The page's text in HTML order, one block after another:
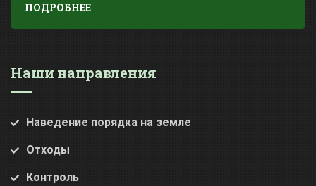
ПОДРОБНЕЕ
Наши направления
Наведение порядка на земле
Отходы
Контроль